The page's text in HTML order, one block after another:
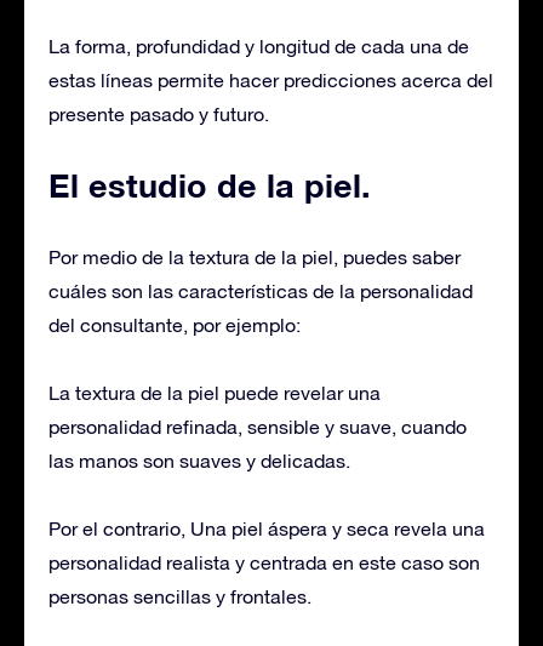
La forma, profundidad y longitud de cada una de
estas líneas permite hacer predicciones acerca del
presente pasado y futuro.
El estudio de la piel.
Por medio de la textura de la piel, puedes saber
cuáles son las características de la personalidad
del consultante, por ejemplo:
La textura de la piel puede revelar una
personalidad refinada, sensible y suave, cuando
las manos son suaves y delicadas.
Por el contrario, Una piel áspera y seca revela una
personalidad realista y centrada en este caso son
personas sencillas y frontales.